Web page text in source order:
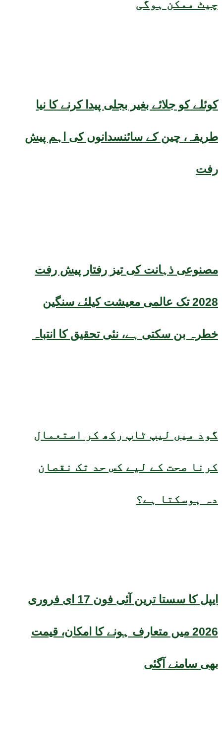
چیٹ ممکن ہوگی
کوئلے کو جلائے بغیر بجلی پیدا کرنے کا نیا
طریقہ، چین کے سائنسدانوں کی اہم پیش
رفت
مصنوعی ذہانت کی تیز رفتار پیش رفت
2028 تک عالمی معیشت کیلئے سنگین
خطرہ بن سکتی ہے، نئی تحقیق کا انتباہ
گود میں لیپ ٹاپ رکھ کر استعمال
کرنا صحت کے لیے کس حد تک نقصان
دہ ہوسکتا ہے؟
ایپل کا سستا ترین آئی فون 17 ای فروری
2026 میں متعارف ہونے کا امکان، قیمت
بھی سامنے آگئی